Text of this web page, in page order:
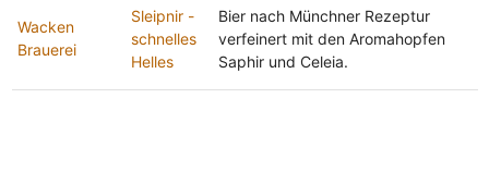
Wacken
Brauerei
Sleipnir -
schnelles
Helles
Bier nach Münchner Rezeptur
verfeinert mit den Aromahopfen
Saphir und Celeia.